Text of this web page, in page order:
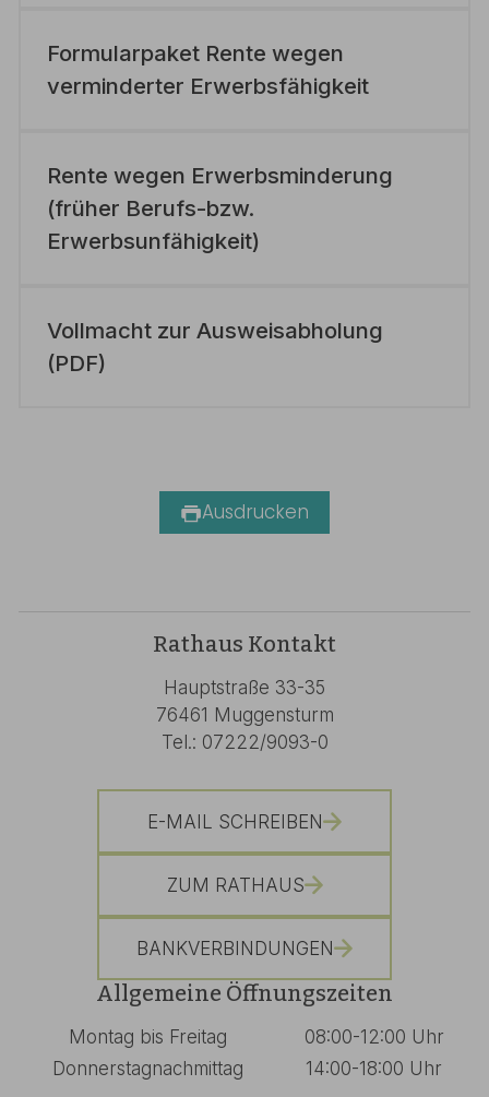
Formularpaket Rente wegen
verminderter Erwerbsfähigkeit
Rente wegen Erwerbsminderung
(früher Berufs-bzw.
Erwerbsunfähigkeit)
Vollmacht zur Ausweisabholung
(PDF)
Ausdrucken
Rathaus Kontakt
Hauptstraße 33-35
76461 Muggensturm
Tel.: 07222/9093-0
E-MAIL SCHREIBEN
ZUM RATHAUS
BANKVERBINDUNGEN
Allgemeine Öffnungszeiten
Montag bis Freitag
08:00-12:00 Uhr
Donnerstagnachmittag
14:00-18:00 Uhr